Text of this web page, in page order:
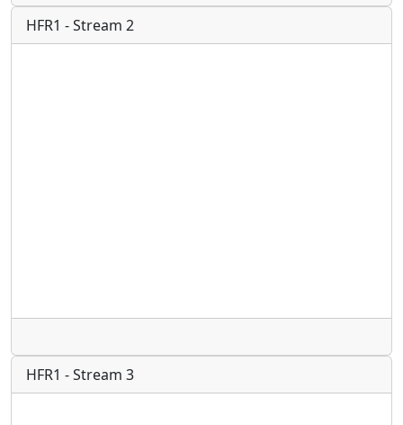
HFR1 - Stream 2
HFR1 - Stream 3